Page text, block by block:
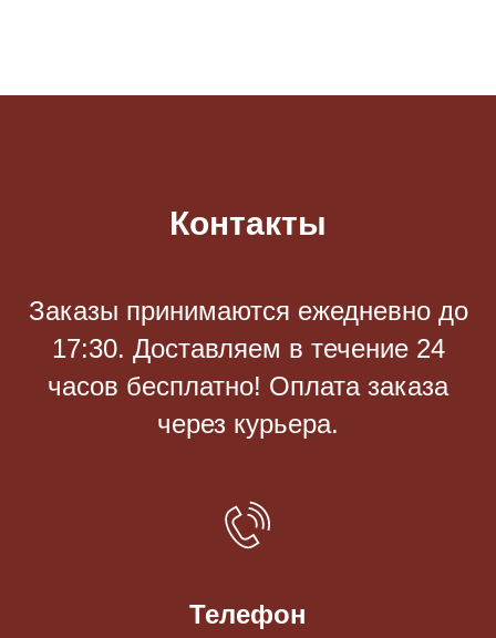
Контакты
Заказы принимаются eжедневно до
17:30. Доставляем в течение 24
часов бесплатно! Оплата заказа
через курьера.
Телефон